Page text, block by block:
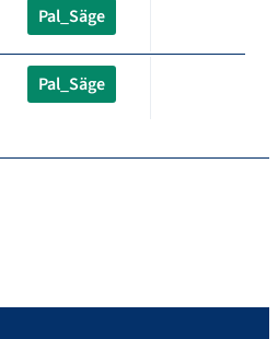
Pal_Säge
Pal_Säge